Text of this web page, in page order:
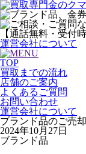
運営会社について
TOP
買取までの流れ
店舗のご案内
よくあるご質問
お問い合わせ
運営会社について
ブランド品のご売
2024年10月27日
ブランド品